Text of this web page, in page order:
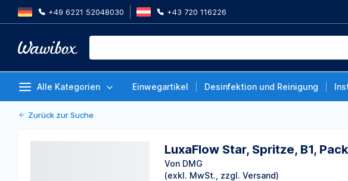
+49 6221 52048030 +43 720 116226
Alle Kategorien Einwegartikel Desinfektion und Reinigung
Von DMG
Zurück zur Suche
LuxaFlow Star, Spritze, B1,
Von DMG
(exkl. MwSt., zzgl. Versand)